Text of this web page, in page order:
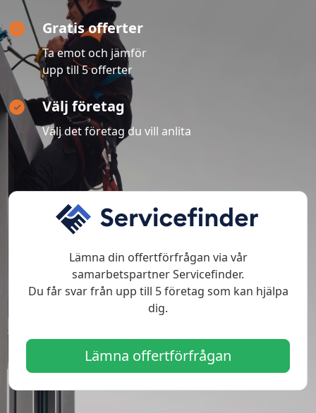
Gratis offerter
Ta emot och jämför
upp till 5 offerter
Välj företag
Välj det företag du vill anlita
Lämna din offertförfrågan via vår
samarbetspartner Servicefinder.
Du får svar från upp till 5 företag som kan hjälpa
dig.
Lämna offertförfrågan